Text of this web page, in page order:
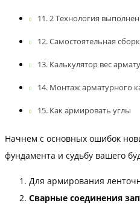
2 Технология
Самостоятельная
Калькулятор вес
Монтаж арматурного
Как армировать углы
Начнем с основных ошибок
фундамента и судьбу вашего
Для армирования
Сварные соединения